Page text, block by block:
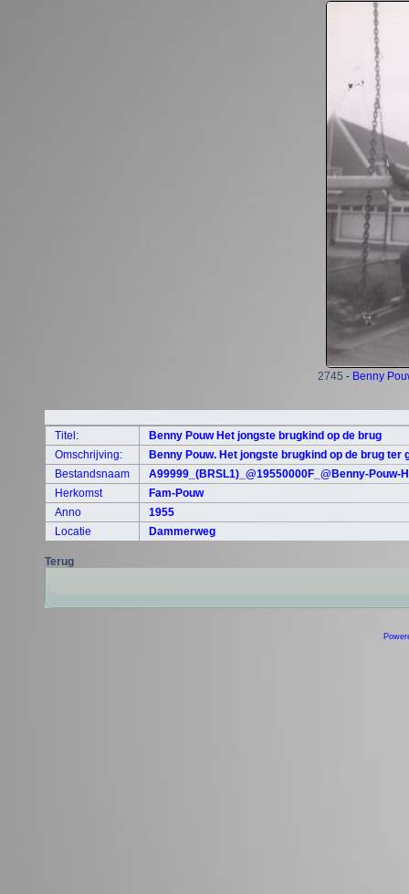
2745 - Benny
Titel:
Benny Pouw Het jongste brugkind op de brug
Omschrijving:
Benny Pouw. Het jongste brugkind op de brug
Bestandsnaam
A99999_(BRSL1)_@19550000F_@Benny-
Herkomst
Fam-Pouw
Anno
1955
Locatie
Dammerweg
Terug